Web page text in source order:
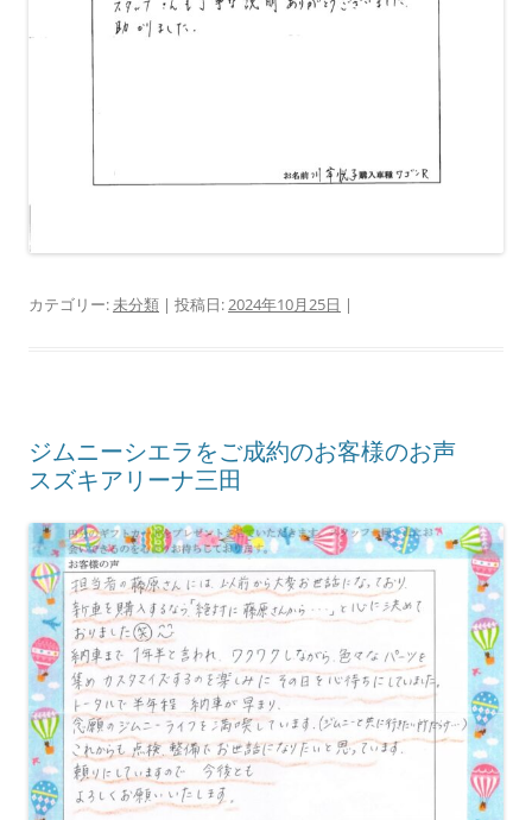
カテゴリー:未分類 | 投稿日:2024年10月25日 |
ジムニーシエラをご成約のお客様のお声
スズキアリーナ三田